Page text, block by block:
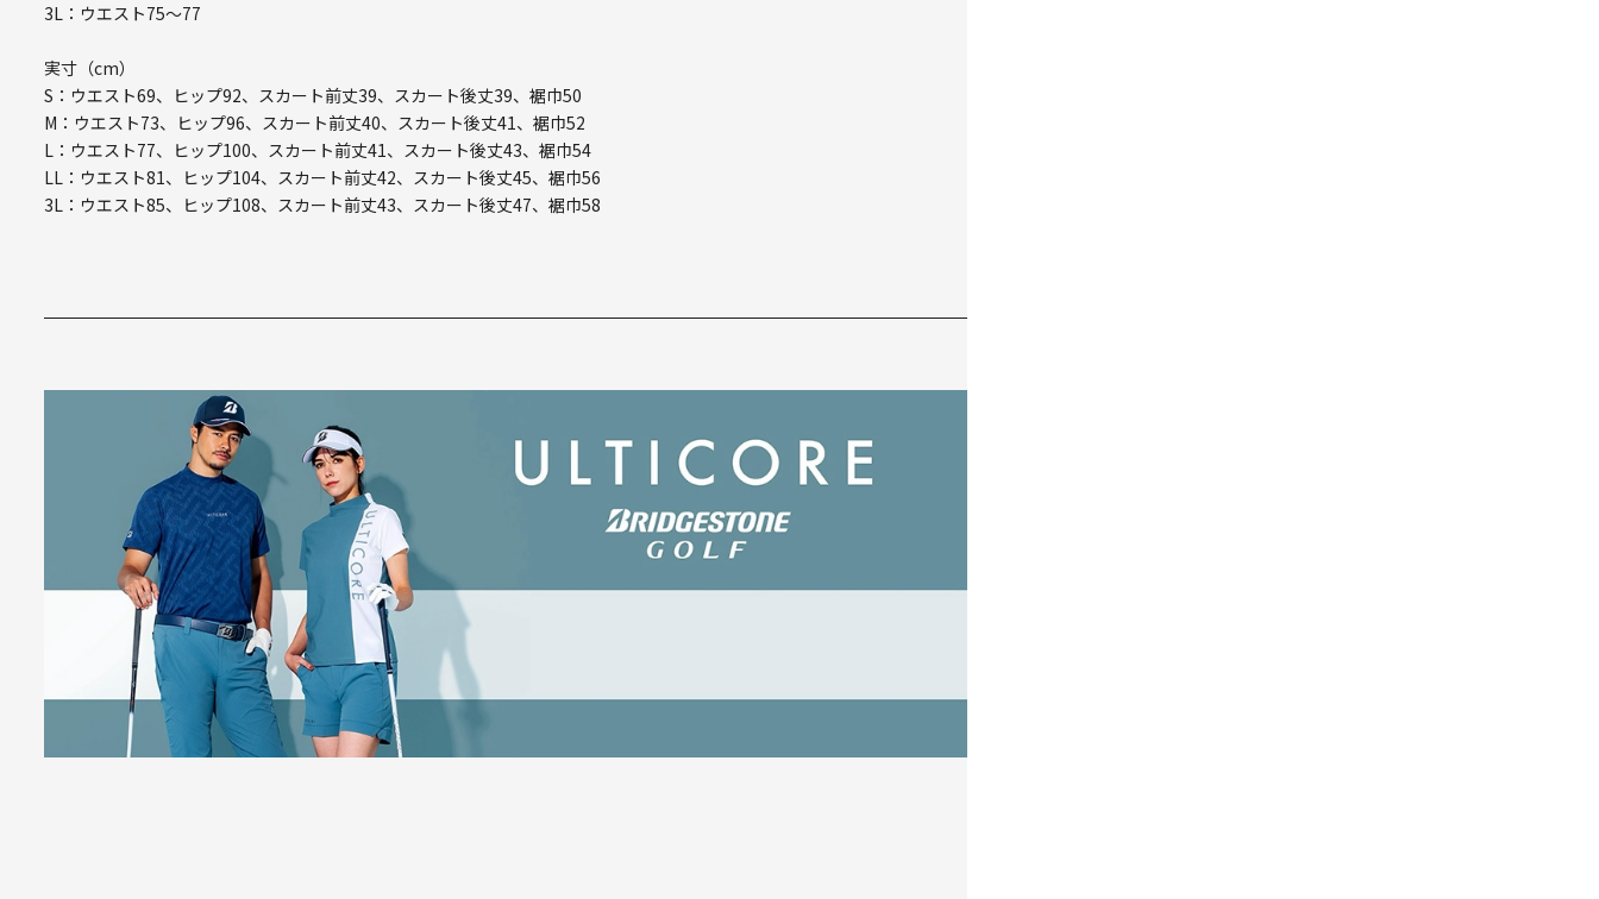
3L：ウエスト75～77
実寸（cm）
S：ウエスト69、ヒップ92、スカート前丈39、スカート後丈39、裾巾50
M：ウエスト73、ヒップ96、スカート前丈40、スカート後丈41、裾巾52
L：ウエスト77、ヒップ100、スカート前丈41、スカート後丈43、裾巾54
LL：ウエスト81、ヒップ104、スカート前丈42、スカート後丈45、裾巾56
3L：ウエスト85、ヒップ108、スカート前丈43、スカート後丈47、裾巾58